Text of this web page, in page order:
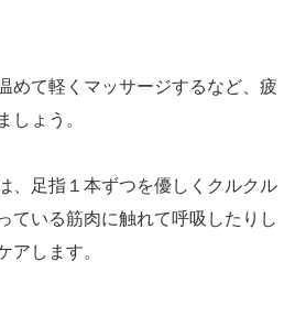
めて軽くマッサージするなど、疲
ょう。
、足指１本ずつを優しくクルクル
ている筋肉に触れて呼吸したりし
します。